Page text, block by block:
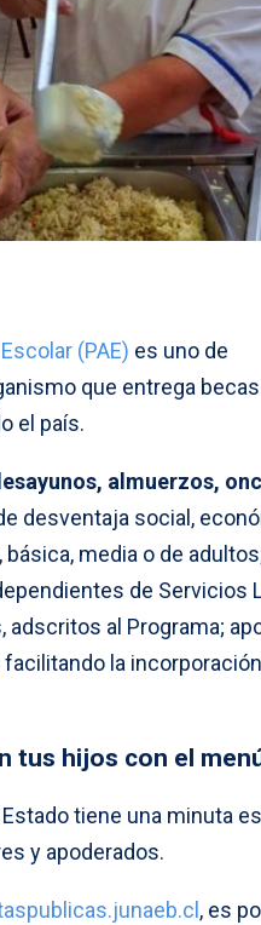
(PAE) es uno de
que entrega
el país.
almuerzos,
desventaja social,
media o de
de Servicios
adscritos al Programa;
la
tus hijos con el
tiene una minuta
y apoderados.
, es